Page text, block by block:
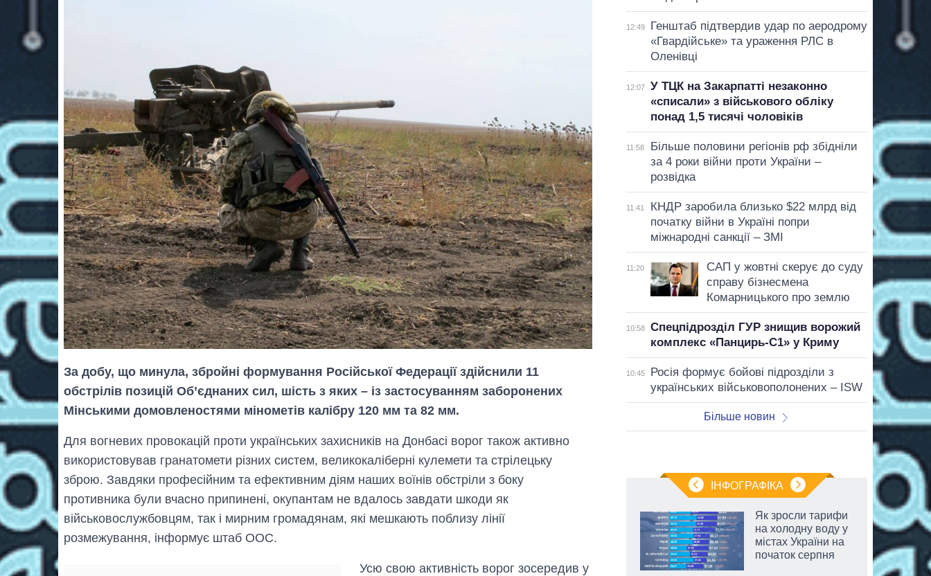
За добу, що минула, збройні формування Російської Федерації здійснили 11
обстрілів позицій Об’єднаних сил, шість з яких – із застосуванням заборонених
Мінськими домовленостями мінометів калібру 120 мм та 82 мм.
Для вогневих провокацій проти українських захисників на Донбасі ворог також активно
використовував гранатомети різних систем, великокаліберні кулемети та стрілецьку
зброю. Завдяки професійним та ефективним діям наших воїнів обстріли з боку
противника були вчасно припинені, окупантам не вдалось завдати шкоди як
військовослужбовцям, так і мирним громадянам, які мешкають поблизу лінії
розмежування, інформує штаб ООС.
Усю свою активність ворог зосередив у
12:49
Генштаб підтвердив удар по аеродрому
«Гвардійське» та ураження РЛС в
Оленівці
12:07
У ТЦК на Закарпатті незаконно
«списали» з військового обліку
понад 1,5 тисячі чоловіків
11:58
Більше половини регіонів рф збідніли
за 4 роки війни проти України –
розвідка
11:41
КНДР заробила близько $22 млрд від
початку війни в Україні попри
міжнародні санкції – ЗМІ
11:20
САП у жовтні скерує до суду
справу бізнесмена
Комарницького про землю
10:58
Спецпідрозділ ГУР знищив ворожий
комплекс «Панцирь-С1» у Криму
10:45
Росія формує бойові підрозділи з
українських військовополонених – ISW
Більше новин
ІНФОГРАФІКА
OpenAI та
Як зросли тарифи
на холодну воду у
містах України на
початок серпня